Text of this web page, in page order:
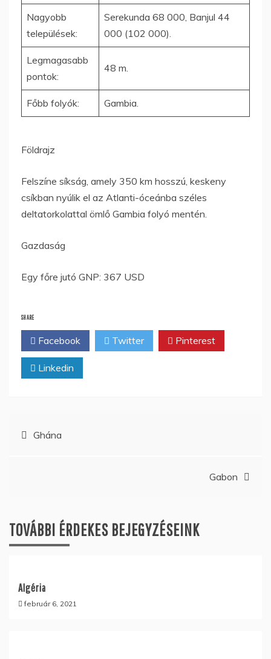
Nagyobb
települések:
Serekunda 68 000, Banjul 44
000 (102 000).
Legmagasabb
pontok:
48 m.
Főbb folyók: Gambia.
Földrajz
Felszíne síkság, amely 350 km hosszú, keskeny
csíkban nyúlik el az Atlanti-óceánba széles
deltatorkolattal ömlő Gambia folyó mentén.
Gazdaság
Egy főre jutó GNP: 367 USD
SHARE
Facebook Twitter Pinterest
Linkedin
Bejegyzés
Ghána
Gabon
TOVÁBBI ÉRDEKES BEJEGYZÉSEINK
Algéria
február 6, 2021